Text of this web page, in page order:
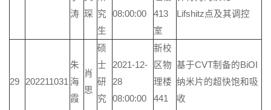
涛 琛 究
生
08:00:00
413
室
Lifshitz点及其调控
29 202211031
朱
海
霞
肖
思
硕
士
研
究
2021-12-
28
08:00:00
新校
区物
理楼
441
基于CVT制备的BiOI
纳米片的超快饱和吸
收